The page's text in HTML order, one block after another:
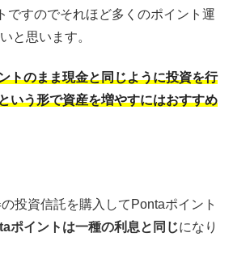
ですのでそれほど多くのポイント運
と思います。
トのまま現金と同じように投資を行
いう形で資産を増やすにはおすすめ
投資信託を購入してPontaポイント
ポイントは一種の利息と同じになり